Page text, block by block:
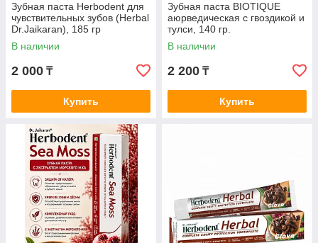
Зубная паста Herbodent для
чувствительных зубов (Herbal
Dr.Jaikaran), 185 гр
В наличии
2 000 ₸
Купить
Зубная паста BIOTIQUE
аюрведическая с гвоздикой и
тулси, 140 гр.
В наличии
2 200 ₸
Купить